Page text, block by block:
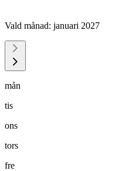
Vald månad: januari 2027
mån
tis
ons
tors
fre